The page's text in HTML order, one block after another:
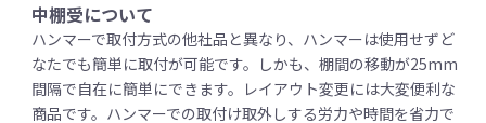
中棚受について
ハンマーで取付方式の他社品と異なり、ハンマーは使用せずど
なたでも簡単に取付が可能です。しかも、棚間の移動が25mm
間隔で自在に簡単にできます。レイアウト変更には大変便利な
商品です。ハンマーでの取付け取外しする労力や時間を省力で